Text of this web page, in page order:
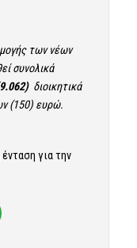
των νέων
συνολικά
διοικητικά
(150) ευρώ.
για την